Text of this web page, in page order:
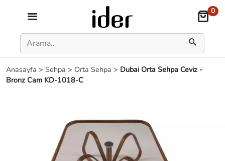
0
Anasayfa > Sehpa > Orta Sehpa > Dubai Orta Sehpa Ceviz -
Bronz Cam KD-1018-C